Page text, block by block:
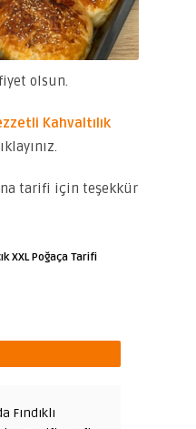
olsun.
Kahvaltılık
tarifi için teşekkür
XXL Poğaça Tarifi
Fındıklı